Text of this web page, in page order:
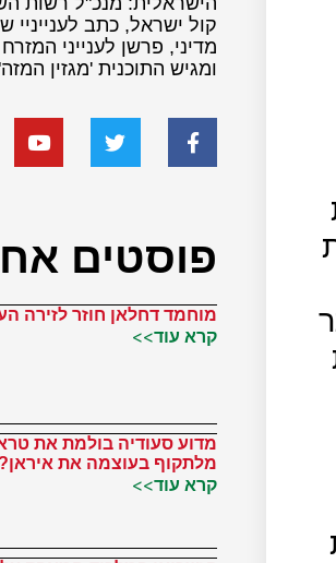
קול ישראל, כתב
מדיני, פרשן לענייני
ומגיש התוכנית 'מגזין
פוסטים
מוחמד דחלאן חוזר לזירה
קרא עוד>>
מדוע סעודיה בולמת את
מלתקוף בעוצמה את איראן?
קרא עוד>>